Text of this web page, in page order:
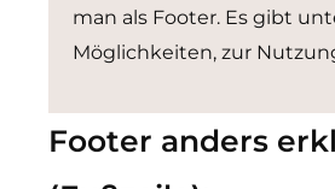
man als Footer. Es gibt
Möglichkeiten, zur
Footer anders